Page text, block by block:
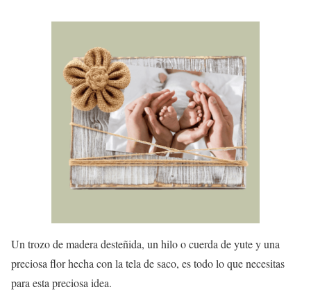
Un trozo de madera desteñida, un hilo o cuerda de yute y una
preciosa flor hecha con la tela de saco, es todo lo que necesitas
para esta preciosa idea.